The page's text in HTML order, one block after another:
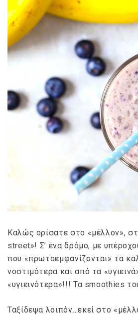
Καλώς ορίσατε στο «μέλλον»,
street»! Σ’ ένα δρόμο, με
που «πρωτοεμφανίζονται» τα
νοστιμότερα και από τα
«υγιεινότερα»!!! Τα smoothies
Ταξίδεψα λοιπόν…εκεί στο